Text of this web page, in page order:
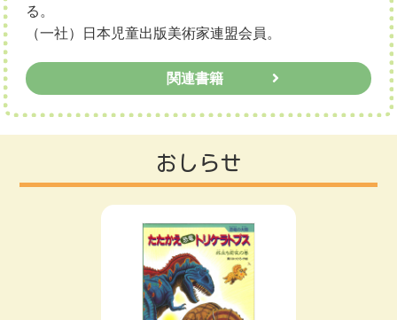
る。
（一社）日本児童出版美術家連盟会員。
関連書籍
おしらせ